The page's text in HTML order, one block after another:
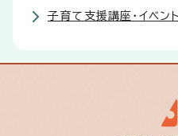
子育て支援講座・イベン